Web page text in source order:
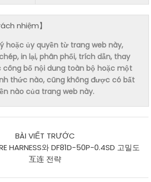
nhiệm】
hoặc ủy quyền từ trang web này,
in lại, phân phối, trích dẫn, thay
công bố nội dung toàn bộ hoặc một
thức nào, cũng không được có bất
nào của trang web này.
BÀI VIẾT TRƯỚC
HARNESS와 DF81D-50P-0.4SD 고밀도
互连 전략